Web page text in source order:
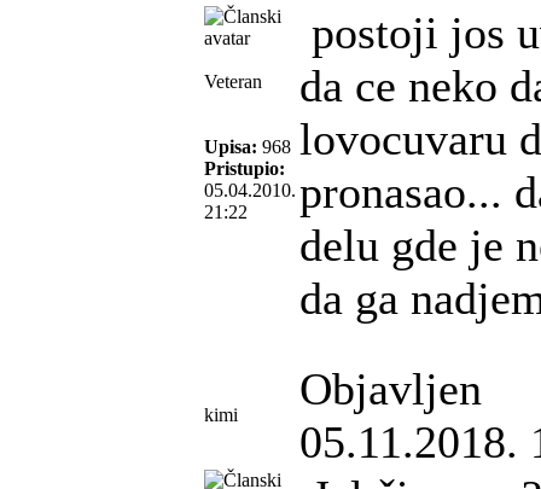
Veteran
Upisa: 968
Pristupio:
05.04.2010.
21:22
postoji jos
da ce neko
lovocuvaru
pronasao...
delu gde je
da ga
kimi
Objavljen
05.11.2018.